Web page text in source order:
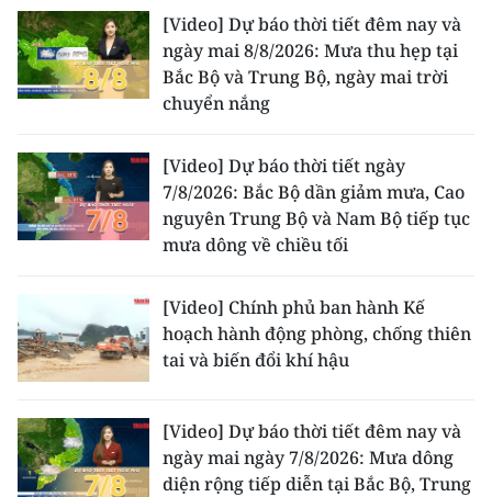
[Video] Dự báo thời tiết đêm nay và
ngày mai 8/8/2026: Mưa thu hẹp tại
Bắc Bộ và Trung Bộ, ngày mai trời
chuyển nắng
[Video] Dự báo thời tiết ngày
7/8/2026: Bắc Bộ dần giảm mưa, Cao
nguyên Trung Bộ và Nam Bộ tiếp tục
mưa dông về chiều tối
[Video] Chính phủ ban hành Kế
hoạch hành động phòng, chống thiên
tai và biến đổi khí hậu
[Video] Dự báo thời tiết đêm nay và
ngày mai ngày 7/8/2026: Mưa dông
diện rộng tiếp diễn tại Bắc Bộ, Trung